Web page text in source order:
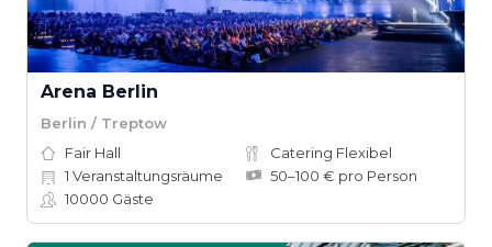
Arena Berlin
Berlin / Treptow
Fair Hall
Catering Flexibel
1 Veranstaltungsräume
50–100 € pro Person
10000 Gäste